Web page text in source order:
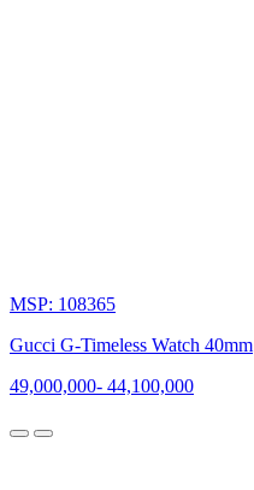
MSP: 108365
Gucci G-Timeless Watch 40mm
49,000,000- 44,100,000